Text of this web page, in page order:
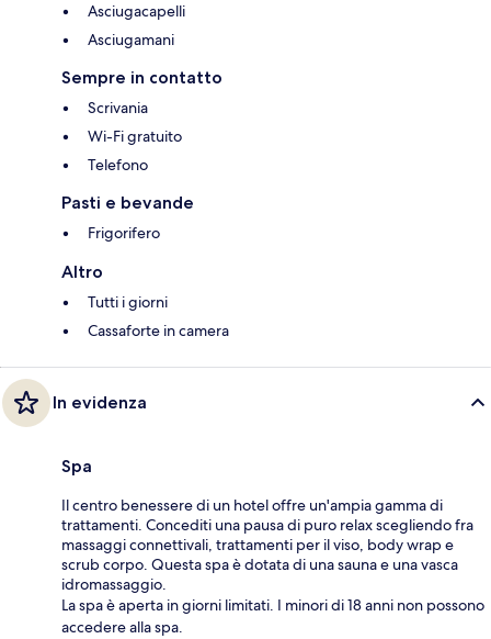
Asciugacapelli
Asciugamani
Sempre in contatto
Scrivania
Wi-Fi gratuito
Telefono
Pasti e bevande
Frigorifero
Altro
Tutti i giorni
Cassaforte in camera
In evidenza
Spa
Il centro benessere di un hotel offre un'ampia gamma di
trattamenti. Concediti una pausa di puro relax scegliendo fra
massaggi connettivali, trattamenti per il viso, body wrap e
scrub corpo. Questa spa è dotata di una sauna e una vasca
idromassaggio.
La spa è aperta in giorni limitati. I minori di 18 anni non possono
accedere alla spa.